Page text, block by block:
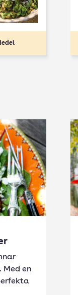
Med en